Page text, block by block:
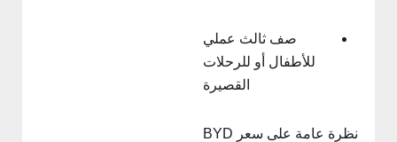
صف ثالث عملي
للأطفال أو للرحلات
القصيرة
نظرة عامة على سعر BYD